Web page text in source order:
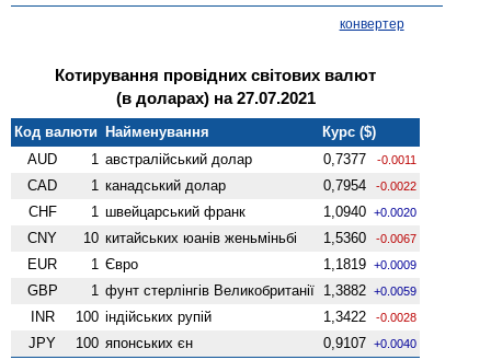
конвертер
Котирування провідних світових валют
(в доларах) на 27.07.2021
Код валюти Найменування
Курс ($)
AUD
1 австралійський долар 0,7377 -0.0011
CAD 1 канадський долар 0,7954 -0.0022
CHF 1 швейцарський франк 1,0940 +0.0020
CNY 10 китайських юанів женьмiньбi 1,5360 -0.0067
EUR 1 Євро 1,1819 +0.0009
GBP 1 фунт стерлінгів Велико­британії 1,3882 +0.0059
INR 100 індійських рупій 1,3422 -0.0028
JPY 100 японських єн 0,9107 +0.0040